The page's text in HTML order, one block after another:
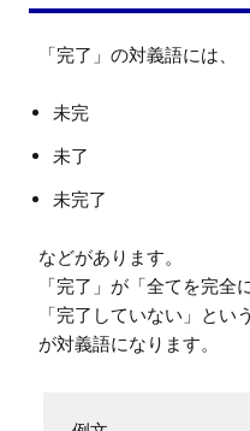
未完
未了
未完了
などがあります。
「完了」が「全てを完全
「完了していない」とい